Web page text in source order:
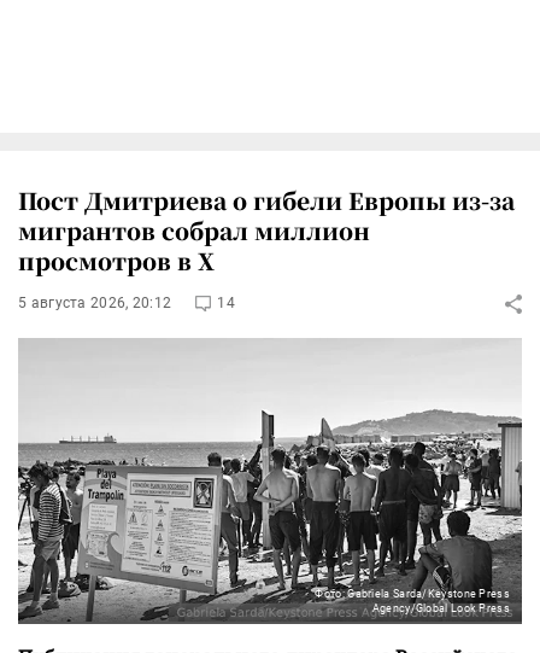
Пост Дмитриева о гибели Европы из-за
мигрантов собрал миллион
просмотров в X
5 августа 2026, 20:12 14
Фото: Gabriela Sarda/Keystone Press
Agency/Global Look Press